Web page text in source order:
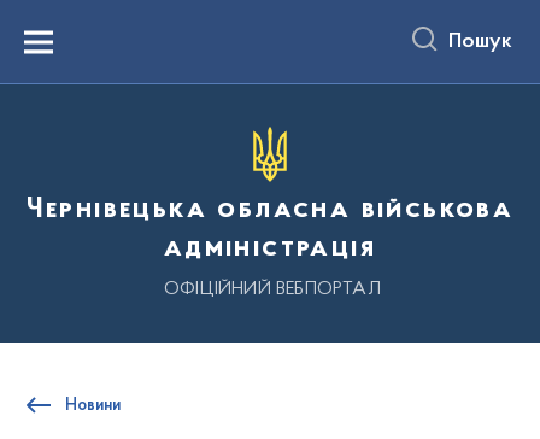
вмістуMenu Пошук
Чернівецька обласна військова
адміністрація
ОФІЦІЙНИЙ ВЕБПОРТАЛ
Новини